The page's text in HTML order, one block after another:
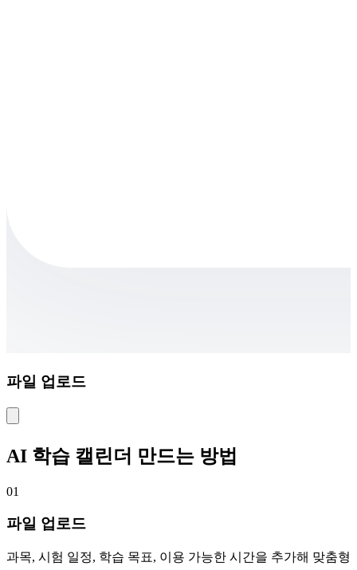
파일 업로드
AI 학습 캘린더 만드는 방법
01
파일 업로드
과목, 시험 일정, 학습 목표, 이용 가능한 시간을 추가해 맞춤